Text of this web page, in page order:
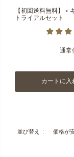
【初回送料無料】＜
トライアルセット
通常
カートに入
並び替え 価格が